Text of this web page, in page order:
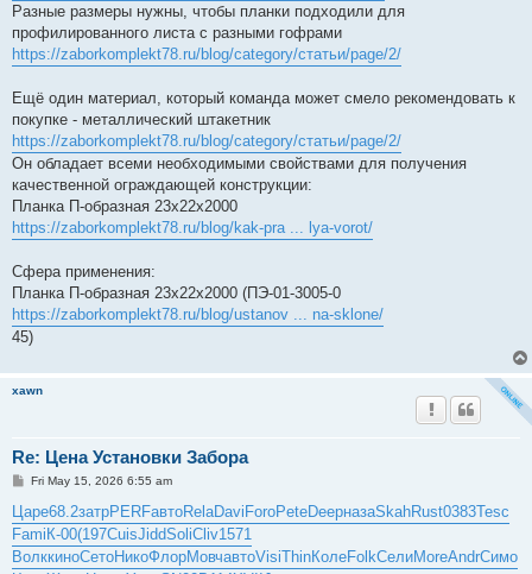
Разные размеры нужны, чтобы планки подходили для
профилированного листа с разными гофрами
https://zaborkomplekt78.ru/blog/category/статьи/page/2/
Ещё один материал, который команда может смело рекомендовать к
покупке - металлический штакетник
https://zaborkomplekt78.ru/blog/category/статьи/page/2/
Он обладает всеми необходимыми свойствами для получения
качественной ограждающей конструкции:
Планка П-образная 23х22х2000
https://zaborkomplekt78.ru/blog/kak-pra ... lya-vorot/
Сфера применения:
Планка П-образная 23х22х2000 (ПЭ-01-3005-0
https://zaborkomplekt78.ru/blog/ustanov ... na-sklone/
45)
xawn
Re: Цена Установки Забора
P
s
t
Fri May 15, 2026 6:55 am
Царе68.2затрPERFавтоRelaDaviForoPeteDeepназаSkahRust0383Tesc
FamiК-00(197CuisJiddSoliCliv1571
ВолккиноСетоНикоФлорМовчавтоVisiThinКолеFolkСелиMoreAndrСимо